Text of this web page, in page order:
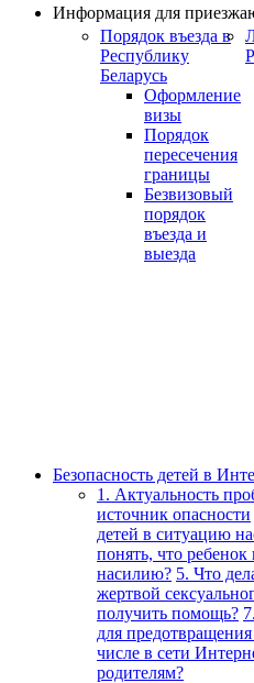
Информация для
Порядок въезда в
Республику
Беларусь
Оформление
визы
Порядок
пересечения
границы
Безвизовый
порядок
въезда и
выезда
Безопасность детей в
1. Актуальность
источник опасности
детей в ситуацию
понять, что ребенок
насилию? 5. Что
жертвой
получить помощь?
для
числе в сети
родителям?